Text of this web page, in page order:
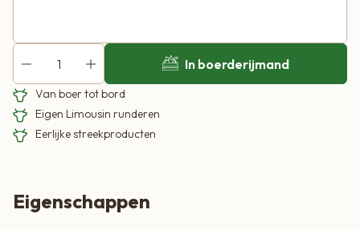
In boerderijmand
Van boer tot bord
Eigen Limousin runderen
Eerlijke streekproducten
Eigenschappen